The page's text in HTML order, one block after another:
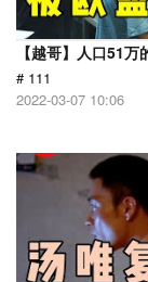
【越哥】人口51
# 111
2022-03-07 10:06